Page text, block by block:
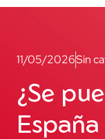
11/05/2026Sin
¿Se